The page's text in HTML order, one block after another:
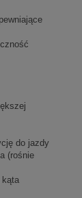
do jazdy
(rośnie
kąta